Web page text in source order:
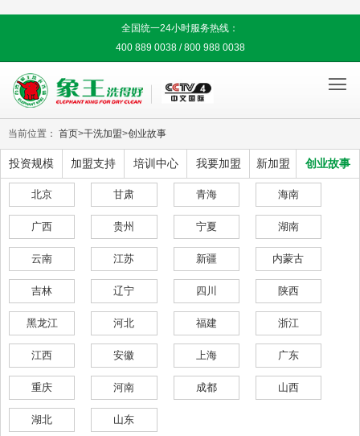
全国统一24小时服务热线：
400 889 0038 / 800 988 0038

当前位置： 首页>干洗加盟>创业故事
投资规模 加盟支持 培训中心 我要加盟 新加盟 创业故事
北京 甘肃 青海 海南
广西 贵州 宁夏 湖南
云南 江苏 新疆 内蒙古
吉林 辽宁 四川 陕西
黑龙江 河北 福建 浙江
江西 安徽 上海 广东
重庆 河南 成都 山西
湖北 山东